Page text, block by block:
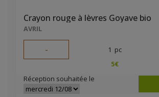
Crayon rouge à lèvres Goyave bio
AVRIL
- 1 pc
5€
Réception souhaitée le